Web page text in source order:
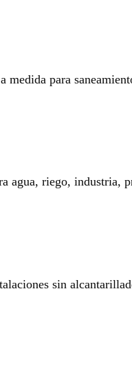
medida para
agua, riego, industria,
sin